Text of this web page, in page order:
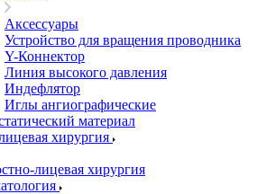
Аксессуары
Устройство для вращения проводника
Y-Коннектор
Линия высокого давления
Индефлятор
Иглы ангиографические
материал
хирургия
лицевая хирургия